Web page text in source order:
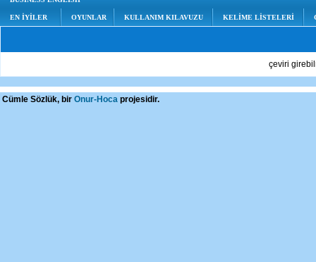
EN İYİLER OYUNLAR KULLANIM KILAVUZU KELİME LİSTELERİ
çeviri
Cümle Sözlük, bir Onur-Hoca projesidir.